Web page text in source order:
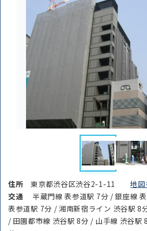
住所東京都渋谷区渋谷2-1-11地
交通
半蔵門線 表参道駅 7分 / 銀座線
表参道駅 7分 / 湘南新宿ライン 渋谷駅 8
/ 田園都市線 渋谷駅 8分 / 山手線 渋谷駅